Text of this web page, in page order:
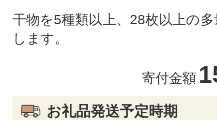
干物を5種類以上、28枚以上の
します。
寄付金額
お礼品発送予定時期